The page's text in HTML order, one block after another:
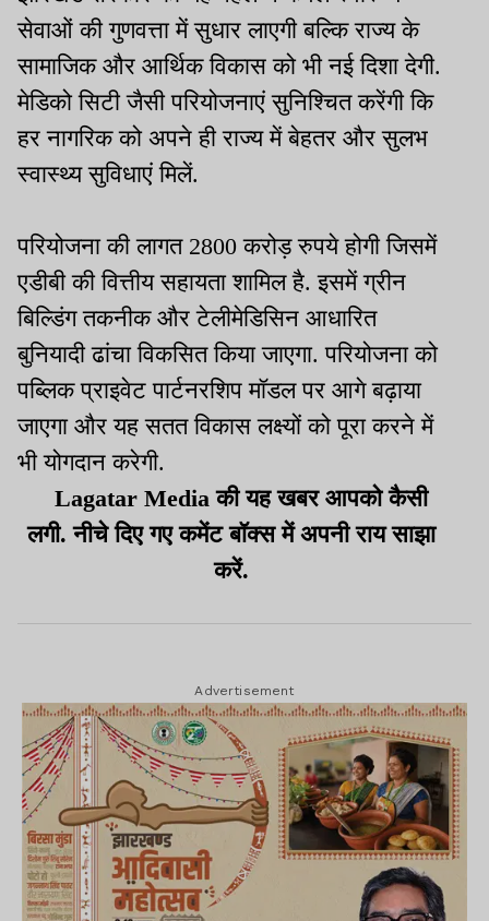
सेवाओं की गुणवत्ता में सुधार लाएगी बल्कि राज्य के
सामाजिक और आर्थिक विकास को भी नई दिशा देगी.
मेडिको सिटी जैसी परियोजनाएं सुनिश्चित करेंगी कि
हर नागरिक को अपने ही राज्य में बेहतर और सुलभ
स्वास्थ्य सुविधाएं मिलें.
परियोजना की लागत 2800 करोड़ रुपये होगी जिसमें
एडीबी की वित्तीय सहायता शामिल है. इसमें ग्रीन
बिल्डिंग तकनीक और टेलीमेडिसिन आधारित
बुनियादी ढांचा विकसित किया जाएगा. परियोजना को
पब्लिक प्राइवेट पार्टनरशिप मॉडल पर आगे बढ़ाया
जाएगा और यह सतत विकास लक्ष्यों को पूरा करने में
भी योगदान करेगी.
Lagatar Media की यह खबर आपको कैसी
लगी. नीचे दिए गए कमेंट बॉक्स में अपनी राय साझा
करें.
Advertisement